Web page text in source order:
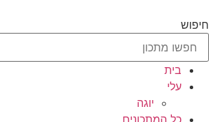
לתוכן
חיפוש
בית
עלי
יוגה
כל המתכונים